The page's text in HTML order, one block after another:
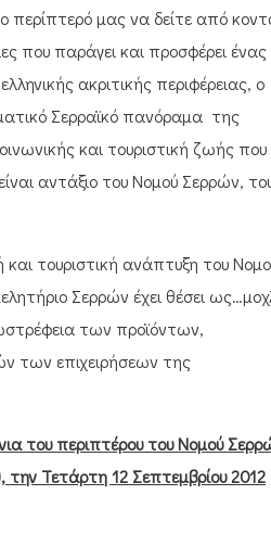
περίπτερό μας να δείτε από
που παράγει και προσφέρει ένας
ακριτικής περιφέρειας, ο
Σερραϊκό πανόραμα της
και τουριστική ζωής που
αντάξιο του Νομού Σερρών,
και τουριστική ανάπτυξη του
Σερρών έχει θέσει
των προϊόντων,
των επιχειρήσεων της
του περιπτέρου του Νομού
την Τετάρτη 12 Σεπτεμβρίου 2012